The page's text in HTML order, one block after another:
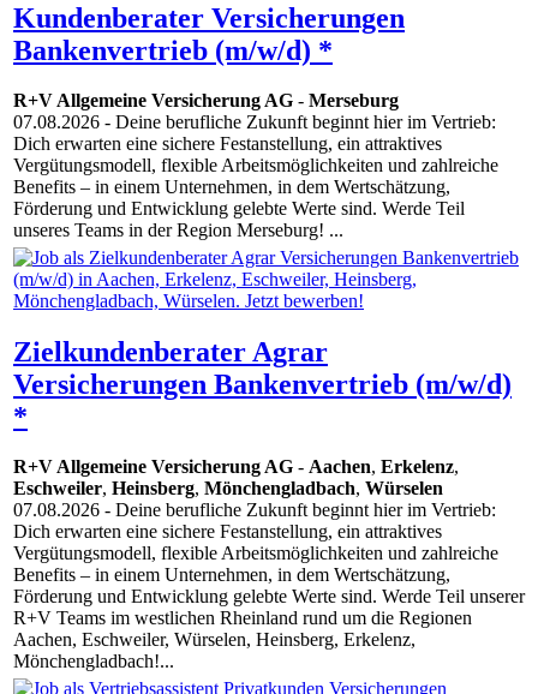
Kundenberater Versicherungen
Bankenvertrieb (m/w/d) *
R+V Allgemeine Versicherung AG - Merseburg
07.08.2026 - Deine berufliche Zukunft beginnt hier im Vertrieb:
Dich erwarten eine sichere Festanstellung, ein attraktives
Vergütungsmodell, flexible Arbeitsmöglichkeiten und zahlreiche
Benefits – in einem Unternehmen, in dem Wertschätzung,
Förderung und Entwicklung gelebte Werte sind. Werde Teil
unseres Teams in der Region Merseburg! ...
Zielkundenberater Agrar
Versicherungen Bankenvertrieb (m/w/d)
*
R+V Allgemeine Versicherung AG - Aachen, Erkelenz,
Eschweiler, Heinsberg, Mönchengladbach, Würselen
07.08.2026 - Deine berufliche Zukunft beginnt hier im Vertrieb:
Dich erwarten eine sichere Festanstellung, ein attraktives
Vergütungsmodell, flexible Arbeitsmöglichkeiten und zahlreiche
Benefits – in einem Unternehmen, in dem Wertschätzung,
Förderung und Entwicklung gelebte Werte sind. Werde Teil unserer
R+V Teams im westlichen Rheinland rund um die Regionen
Aachen, Eschweiler, Würselen, Heinsberg, Erkelenz,
Mönchengladbach!...